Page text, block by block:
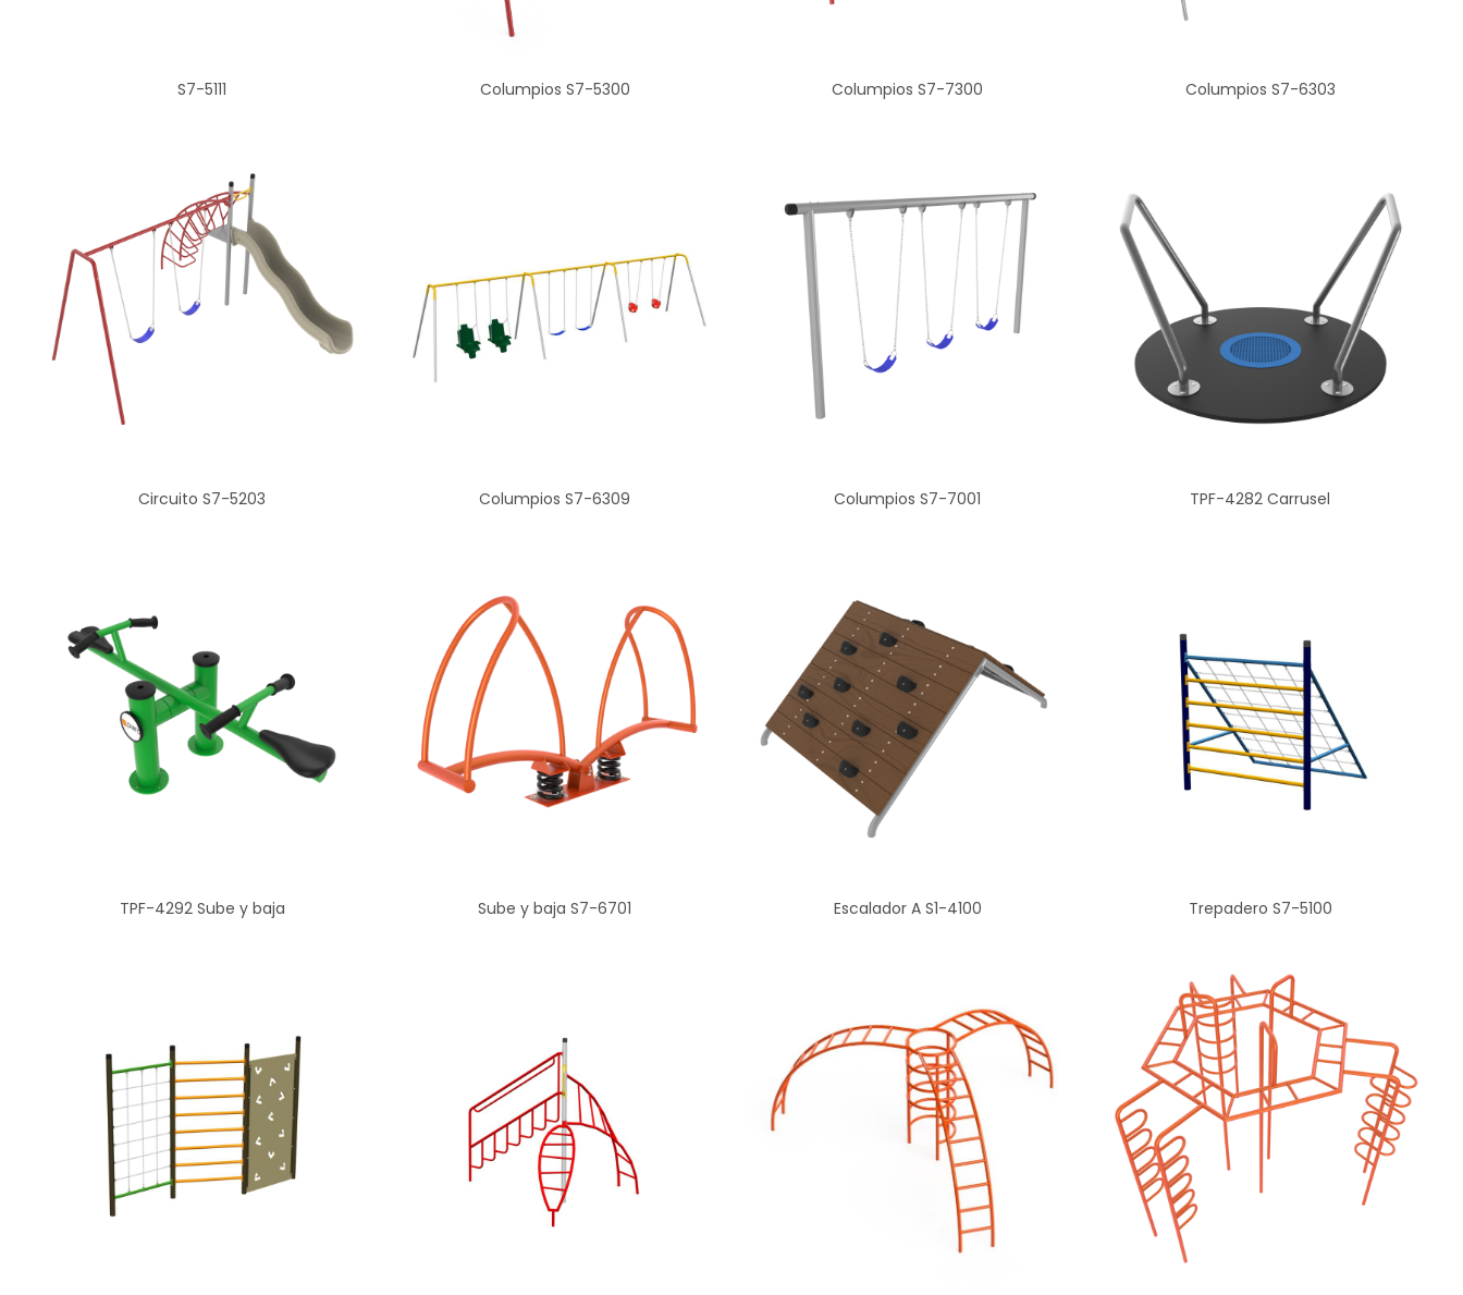
S7-5111 Columpios S7-5300 Columpios S7-7300 Columpios S7-6303
Circuito S7-5203 Columpios S7-6309 Columpios S7-7001 TPF-4282 Carrusel
TPF-4292 Sube y baja Sube y baja S7-6701 Escalador A S1-4100 Trepadero S7-5100